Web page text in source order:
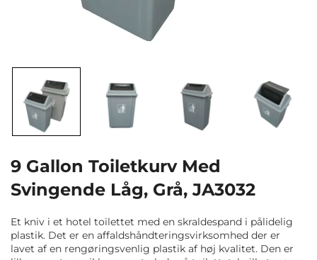
9 Gallon Toiletkurv Med
Svingende Låg, Grå, JA3032
Et kniv i et hotel toilettet med en skraldespand i pålidelig
plastik. Det er en affaldshåndteringsvirksomhed der er
lavet af en rengøringsvenlig plastik af høj kvalitet. Den er